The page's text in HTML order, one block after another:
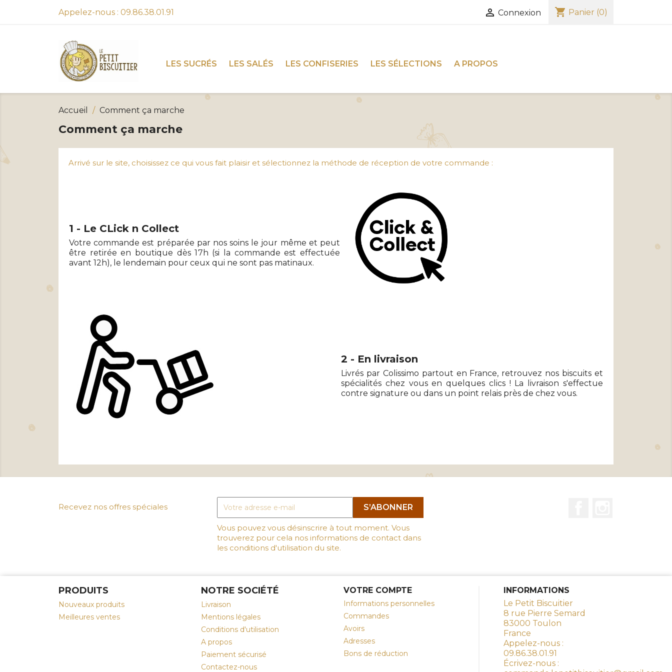
Appelez-nous : 09.86.38.01.91  Connexion shopping_cart Panier (0)
LES SUCRÉS LES SALÉS LES CONFISERIES LES SÉLECTIONS A PROPOS
Accueil Comment ça marche
Comment ça marche
Arrivé sur le site, choisissez ce qui vous fait plaisir et sélectionnez la méthode de réception de votre commande :
1 - Le CLick n Collect
Votre commande est préparée par nos soins le jour même et peut
être retirée en boutique dès 17h (si la commande est effectuée
avant 12h), le lendemain pour ceux qui ne sont pas matinaux.
2 - En livraison
Livrés par Colissimo partout en France, retrouvez nos biscuits et
spécialités chez vous en quelques clics ! La livraison s'effectue
contre signature ou dans un point relais près de chez vous.
Recevez nos offres spéciales
Vous pouvez vous désinscrire à tout moment. Vous
trouverez pour cela nos informations de contact dans
les conditions d'utilisation du site.
PRODUITS
Nouveaux produits
Meilleures ventes
NOTRE SOCIÉTÉ
Livraison
Mentions légales
Conditions d'utilisation
A propos
Paiement sécurisé
Contactez-nous
VOTRE COMPTE
Informations personnelles
Commandes
Avoirs
Adresses
Bons de réduction
INFORMATIONS
Le Petit Biscuitier
8 rue Pierre Semard
83000 Toulon
France
Appelez-nous :
09.86.38.01.91
Écrivez-nous :